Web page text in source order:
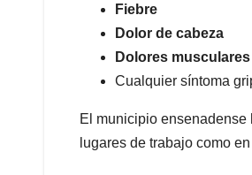
Fiebre
Dolor de cabeza
Dolores musculares
​Cualquier síntoma
​El municipio
lugares de trabajo como